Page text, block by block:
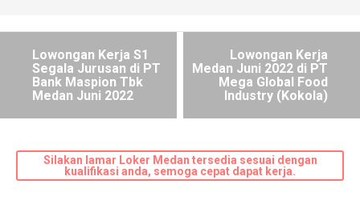
Lowongan Kerja S1
Segala Jurusan di PT
Bank Maspion Tbk
Medan Juni 2022
Lowongan Kerja
Medan Juni 2022 di PT
Mega Global Food
Industry (Kokola)
Silakan lamar Loker Medan tersedia sesuai dengan
kualifikasi anda, semoga cepat dapat kerja.